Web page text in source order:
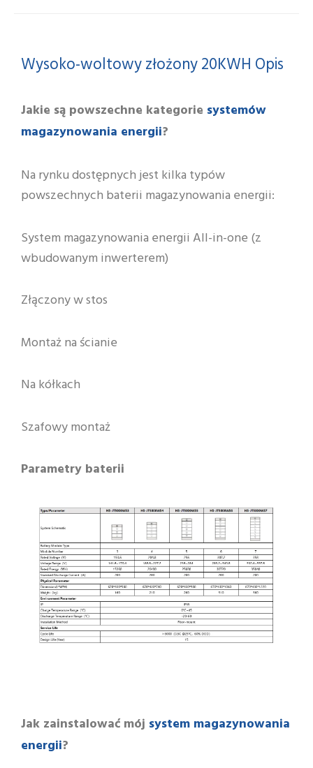
Wysoko-woltowy złożony 20KWH Opis
Jakie są powszechne kategorie systemów
magazynowania energii?
Na rynku dostępnych jest kilka typów
powszechnych baterii magazynowania energii:
System magazynowania energii All-in-one (z
wbudowanym inwerterem)
Złączony w stos
Montaż na ścianie
Na kółkach
Szafowy montaż
Parametry baterii
Jak zainstalować mój system magazynowania
energii?